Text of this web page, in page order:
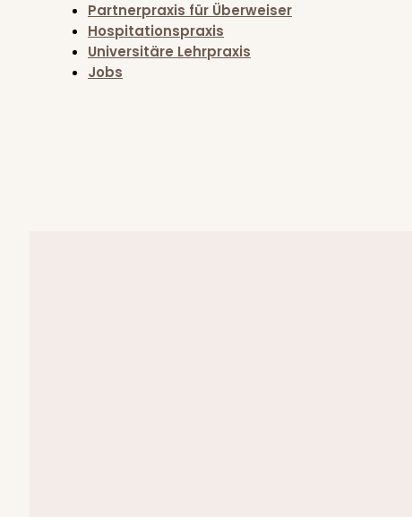
Partnerpraxis für Überweiser
Hospitationspraxis
Universitäre Lehrpraxis
Jobs